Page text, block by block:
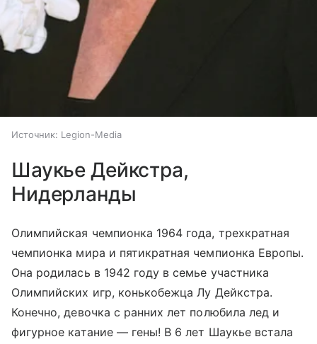
Источник: Legion-Media
Шаукье Дейкстра,
Нидерланды
Олимпийская чемпионка 1964 года, трехкратная
чемпионка мира и пятикратная чемпионка Европы.
Она родилась в 1942 году в семье участника
Олимпийских игр, конькобежца Лу Дейкстра.
Конечно, девочка с ранних лет полюбила лед и
фигурное катание — гены! В 6 лет Шаукье встала